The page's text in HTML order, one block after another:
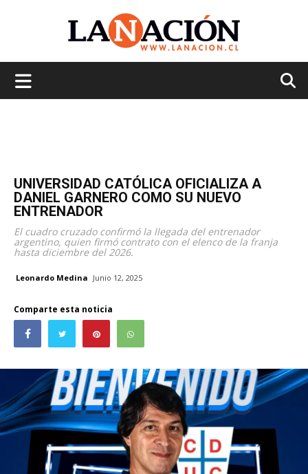
UNIVERSIDAD CATÓLICA OFICIALIZA A
DANIEL GARNERO COMO SU NUEVO
ENTRENADOR
El cuadro cruzado confirmó la llegada del entrenador
argentino, quien firmó contrato con el elenco de la franja
hasta diciembre del 2026.
Leonardo Medina Junio 12, 2025
Comparte esta noticia